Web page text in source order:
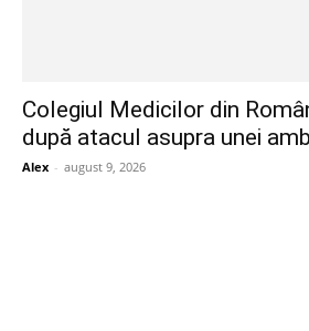
Colegiul Medicilor din
după atacul asupra unei
Alex - august 9, 2026